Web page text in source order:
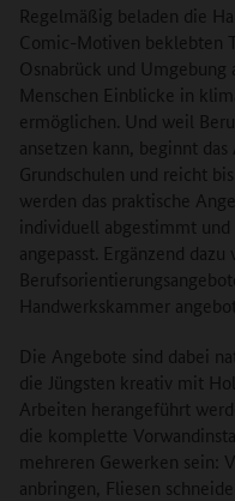
Regelmäßig beladen die
Comic-Motiven beklebten
Osnabrück und
Menschen Einblicke in
ermöglichen. Und weil
ansetzen kann, beginnt
Grundschulen und reicht
werden das praktische
individuell abgestimmt
angepasst. Ergänzend
Handwerkskammer
Die Angebote sind dabei
die Jüngsten kreativ mit
Arbeiten herangeführt
die komplette
mehreren Gewerken sein:
anbringen, Fliesen